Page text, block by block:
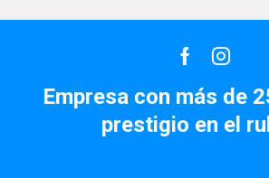
Facebook
Empresa con más de
prestigio en el